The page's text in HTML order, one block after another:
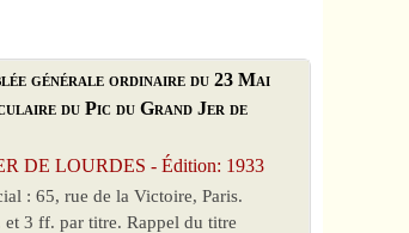
générale ordinaire du 23 Mai
du Pic du Grand Jer de
DE LOURDES - Édition: 1933
: 65, rue de la Victoire, Paris.
3 ff. par titre. Rappel du titre